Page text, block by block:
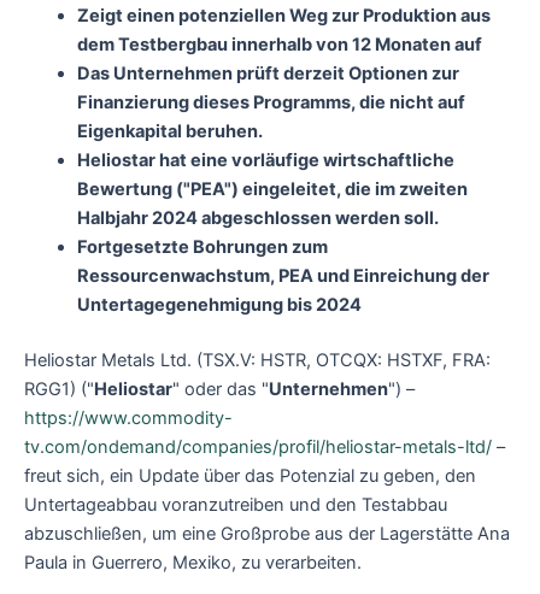
Zeigt einen potenziellen Weg zur Produktion aus
dem Testbergbau innerhalb von 12 Monaten auf
Das Unternehmen prüft derzeit Optionen zur
Finanzierung dieses Programms, die nicht auf
Eigenkapital beruhen.
Heliostar hat eine vorläufige wirtschaftliche
Bewertung ("PEA") eingeleitet, die im zweiten
Halbjahr 2024 abgeschlossen werden soll.
Fortgesetzte Bohrungen zum
Ressourcenwachstum, PEA und Einreichung der
Untertagegenehmigung bis 2024
Heliostar Metals Ltd. (TSX.V: HSTR, OTCQX: HSTXF, FRA:
RGG1) ("Heliostar" oder das "Unternehmen") –
https://www.commodity-
tv.com/ondemand/companies/profil/heliostar-metals-ltd/ –
freut sich, ein Update über das Potenzial zu geben, den
Untertageabbau voranzutreiben und den Testabbau
abzuschließen, um eine Großprobe aus der Lagerstätte Ana
Paula in Guerrero, Mexiko, zu verarbeiten.